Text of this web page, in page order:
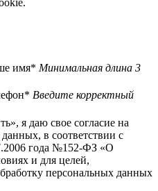
имя* Минимальная длина 3
Введите корректный
я даю свое согласие на
в соответствии с
года №152-ФЗ «О
и для целей,
персональных данных